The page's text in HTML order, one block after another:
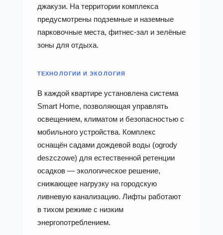
джакузи. На территории комплекса
предусмотрены подземные и наземные
парковочные места, фитнес-зал и зелёные
зоны для отдыха.
ТЕХНОЛОГИИ И ЭКОЛОГИЯ
В каждой квартире установлена система
Smart Home, позволяющая управлять
освещением, климатом и безопасностью с
мобильного устройства. Комплекс
оснащён садами дождевой воды (ogrody
deszczowe) для естественной ретенции
осадков — экологическое решение,
снижающее нагрузку на городскую
ливневую канализацию. Лифты работают
в тихом режиме с низким
энергопотреблением.